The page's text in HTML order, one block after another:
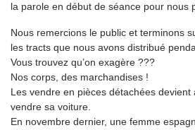
la parole en début de séance pour nous
Nous remercions le public et terminons
les tracts que nous avons distribué
Vous trouvez qu’on exagère ???
Nos corps, des marchandises !
Les vendre en pièces détachées devient
vendre sa voiture.
En novembre dernier, une femme